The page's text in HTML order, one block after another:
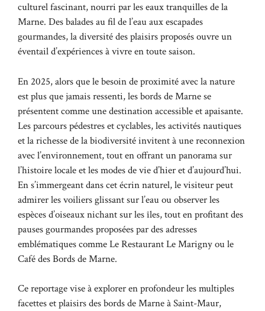
culturel fascinant, nourri par les eaux tranquilles de la
Marne. Des balades au fil de l’eau aux escapades
gourmandes, la diversité des plaisirs proposés ouvre un
éventail d’expériences à vivre en toute saison.
En 2025, alors que le besoin de proximité avec la nature
est plus que jamais ressenti, les bords de Marne se
présentent comme une destination accessible et apaisante.
Les parcours pédestres et cyclables, les activités nautiques
et la richesse de la biodiversité invitent à une reconnexion
avec l’environnement, tout en offrant un panorama sur
l’histoire locale et les modes de vie d’hier et d’aujourd’hui.
En s’immergeant dans cet écrin naturel, le visiteur peut
admirer les voiliers glissant sur l’eau ou observer les
espèces d’oiseaux nichant sur les îles, tout en profitant des
pauses gourmandes proposées par des adresses
emblématiques comme Le Restaurant Le Marigny ou le
Café des Bords de Marne.
Ce reportage vise à explorer en profondeur les multiples
facettes et plaisirs des bords de Marne à Saint-Maur,